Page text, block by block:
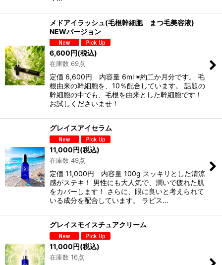
メドアイラッシュ(毛根幹細胞 まつ毛美容液)
NEWバージョン
6,600円(税込)
在庫数 69点
定価 6,600円 内容量 6ml ※約二か月分です。 毛
根由来の幹細胞を、10％配合しています。 話題の
幹細胞の中でも、毛根を由来とした幹細胞です！
お試しくださいませ！
グレイスアイセラム
11,000円(税込)
在庫数 49点
定価 11,000円 内容量 100g スッキリとした清涼
感がステキ！ 男性にも大人気で、潤いで疲れた肌
をカバーします！ さらに、眼に良いと考えられて
いる成分を配合しています。 ラピス…
グレイスモイスチュアクリーム
11,000円(税込)
在庫数 16点